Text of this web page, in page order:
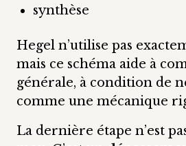
synthèse
Hegel n’utilise pas
mais ce schéma aide à
générale, à condition de
comme une mécanique
La dernière étape n’est